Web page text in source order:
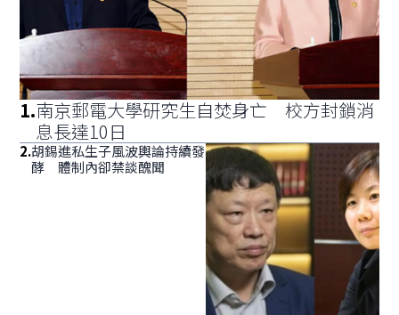
1.南京郵電大學研究生自焚身亡 校方封鎖消
息長達10日
2.胡錫進私生子風波輿論持續發
酵 體制內卻禁談醜聞